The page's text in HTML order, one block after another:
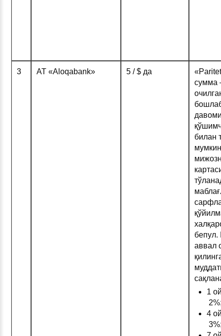
3 АТ «Aloqabank» 5 / $ да
сумма
билан
бепул.
аввал
1
4